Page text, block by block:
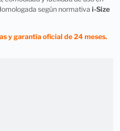
según normativa i-Size
y garantía oficial de 24 meses.